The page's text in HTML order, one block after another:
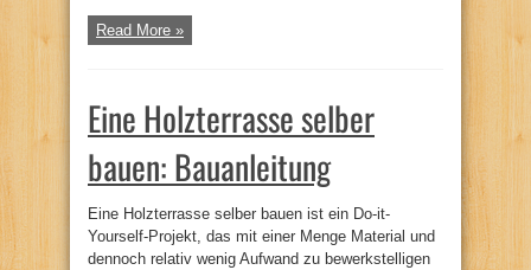
Read More »
Eine Holzterrasse selber
bauen: Bauanleitung
Eine Holzterrasse selber bauen ist ein Do-it-
Yourself-Projekt, das mit einer Menge Material und
dennoch relativ wenig Aufwand zu bewerkstelligen